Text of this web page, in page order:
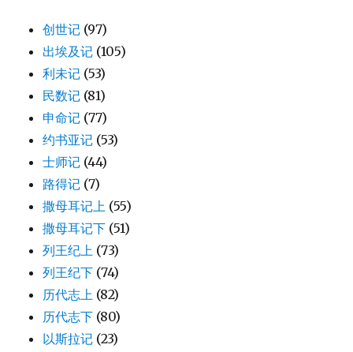
创世记 (97)
出埃及记 (105)
利未记 (53)
民数记 (81)
申命记 (77)
约书亚记 (53)
士师记 (44)
路得记 (7)
撒母耳记上 (55)
撒母耳记下 (51)
列王纪上 (73)
列王纪下 (74)
历代志上 (82)
历代志下 (80)
以斯拉记 (23)